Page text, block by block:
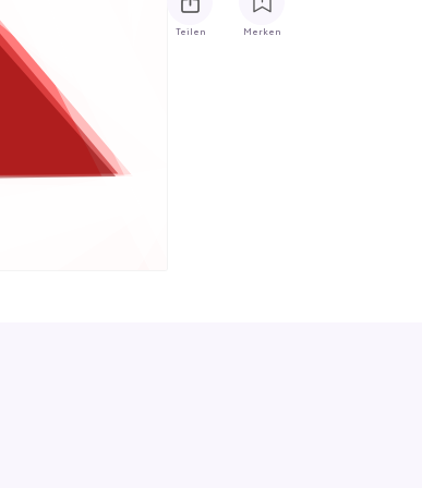
Teilen Merken